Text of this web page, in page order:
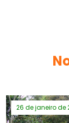
26 de janeiro de